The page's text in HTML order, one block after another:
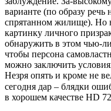
варианте (по образу речь
спрятанном жилище). Но
картинку личного
обнаружить в этом чью-
чтобы персона
можно заключить
Незря опять и кроме не
сегодня дар – блядки
в хорошем качестве HD